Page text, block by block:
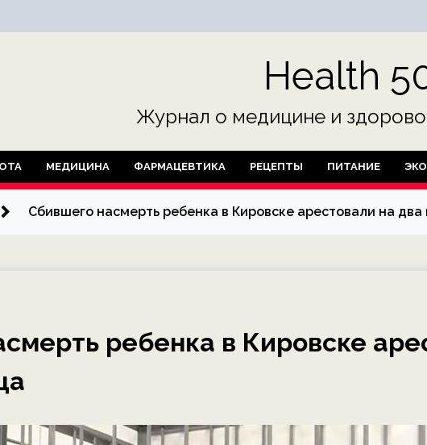
Health
Журнал о медицине и
МЕДИЦИНА ФАРМАЦЕВТИКА РЕЦЕПТЫ ПИТАНИЕ
Сбившего насмерть ребенка в Кировске арестовали на два
ребенка в Кировске